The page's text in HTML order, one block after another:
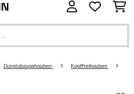
Dunstabzugshauben Kopffreihauben